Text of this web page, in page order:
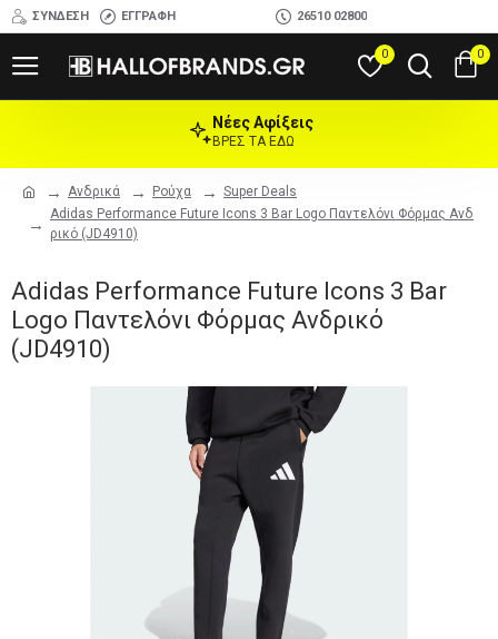
ΣΎΝΔΕΣΗ ΕΓΓΡΑΦΉ 26510 02800
0 0
Ανδρικά Ρούχα
Super Deals
Adidas Performance Future Icons 3 Bar Logo Παντελόνι Φόρμας Ανδ
ρικό (JD4910)
Νέες Αφίξεις
ΒΡΕΣ ΤΑ ΕΔΩ
Adidas Performance Future Icons 3 Bar
Logo Παντελόνι Φόρμας Ανδρικό
(JD4910)